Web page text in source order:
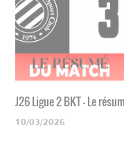
J26 Ligue 2 BKT - Le
10/03/2026